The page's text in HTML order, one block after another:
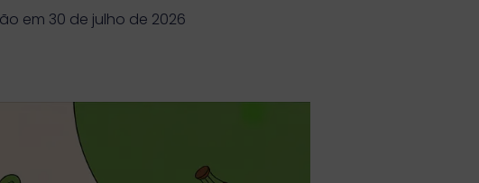
em 30 de julho de 2026